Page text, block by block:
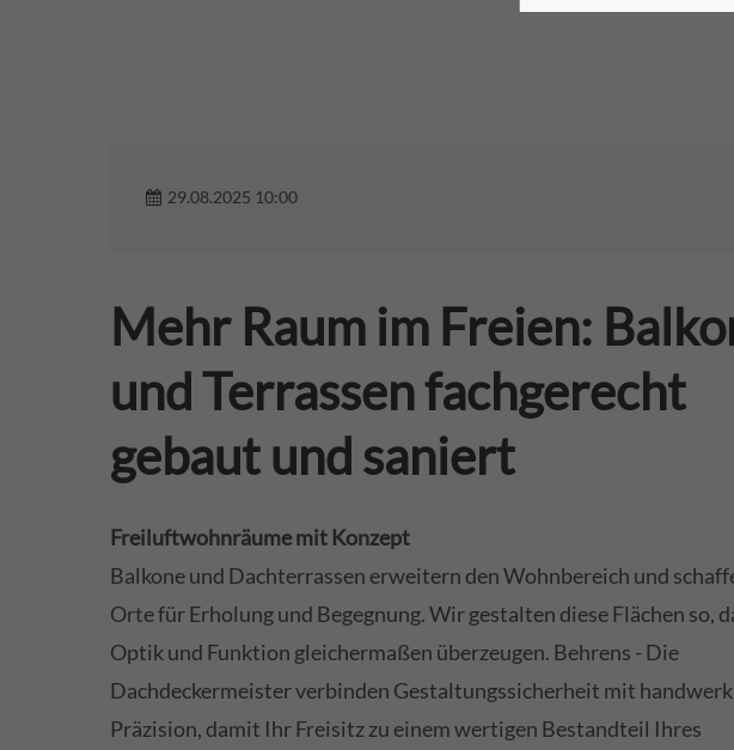
29.08.2025 10:00
Mehr Raum im Freien:
und Terrassen fachgerecht
gebaut und saniert
Freiluftwohnräume mit Konzept
Balkone und Dachterrassen erweitern den Wohnbereich und
Orte für Erholung und Begegnung. Wir gestalten diese Flächen so,
Optik und Funktion gleichermaßen überzeugen. Behrens - Die
Dachdeckermeister verbinden Gestaltungssicherheit mit
Präzision, damit Ihr Freisitz zu einem wertigen Bestandteil Ihres